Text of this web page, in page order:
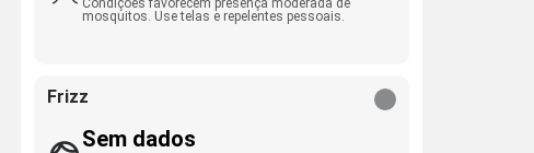
Condições favorecem presença moderada de
mosquitos. Use telas e repelentes pessoais.
Frizz
Sem dados